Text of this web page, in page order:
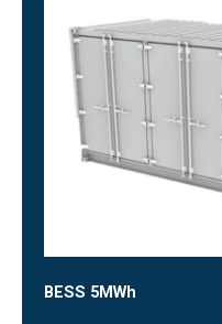
BESS 5MWh